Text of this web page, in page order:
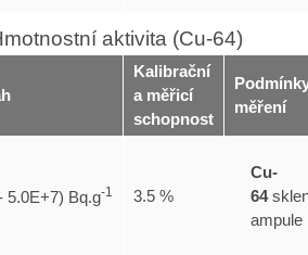
aktivita (Cu-64)
Kalibrační
a měřicí
schopnost
měření
5.0E+7) Bq.g-1 3.5 %
Cu-
64
ampule